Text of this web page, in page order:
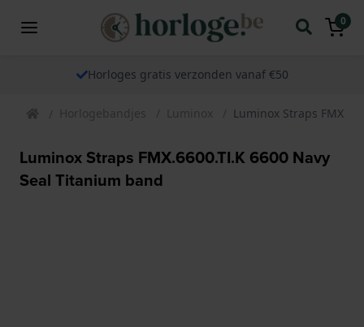
0
Horloges gratis verzonden vanaf €50
Horlogebandjes Luminox Luminox Straps
Luminox Straps FMX.6600.TI.K 6600 Navy
Seal Titanium band